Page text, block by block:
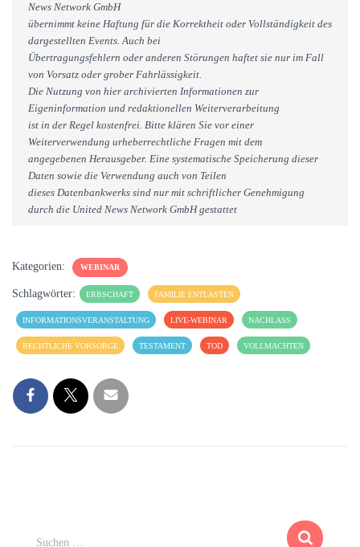
News Network GmbH
übernimmt keine Haftung für die Korrektheit oder Vollständigkeit des
dargestellten Events. Auch bei
Übertragungsfehlern oder anderen Störungen haftet sie nur im Fall
von Vorsatz oder grober Fahrlässigkeit.
Die Nutzung von hier archivierten Informationen zur
Eigeninformation und redaktionellen Weiterverarbeitung
ist in der Regel kostenfrei. Bitte klären Sie vor einer
Weiterverwendung urheberrechtliche Fragen mit dem
angegebenen Herausgeber. Eine systematische Speicherung dieser
Daten sowie die Verwendung auch von Teilen
dieses Datenbankwerks sind nur mit schriftlicher Genehmigung
durch die United News Network GmbH gestattet
Kategorien: WEBINAR
Schlagwörter: ERBSCHAFT FAMILIE ENTLASTEN
INFORMATIONSVERANSTALTUNG LIVE-WEBINAR NACHLASS
RECHTLICHE VORSORGE TESTAMENT TOD VOLLMACHTEN
S
Suchen …